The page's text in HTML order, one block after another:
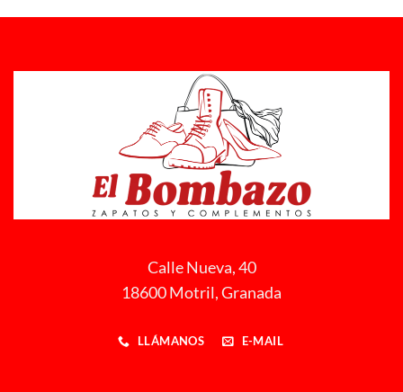
Calle Nueva, 40
18600 Motril, Granada
LLÁMANOS E-MAIL